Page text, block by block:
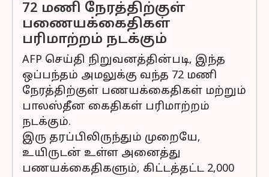
72 மணி நேரத்திற்குள்
பணையக்கைதிகள்
பரிமாற்றம் நடக்கும்
AFP செய்தி நிறுவனத்தின்படி, இந்த
ஒப்பந்தம் அமலுக்கு வந்த 72 மணி
நேரத்திற்குள் பணயக்கைதிகள் மற்றும்
பாலஸ்தீன கைதிகள் பரிமாற்றம்
நடக்கும்.
இரு தரப்பிலிருந்தும் முறையே,
உயிருடன் உள்ள அனைத்து
பணயக்கைதிகளும், கிட்டத்தட்ட 2,000